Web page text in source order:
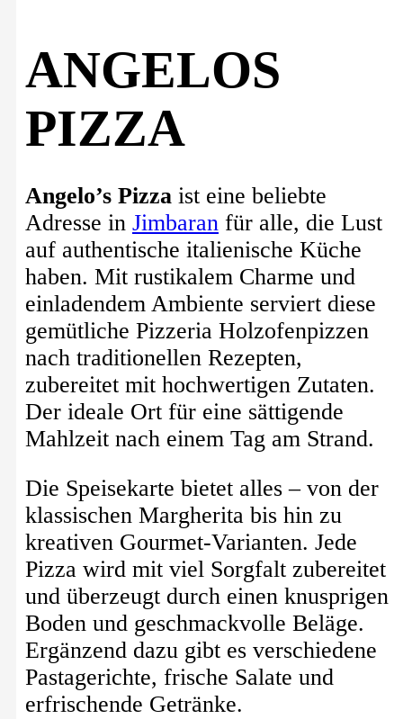
ANGELOS
PIZZA
Angelo’s Pizza ist eine beliebte
Adresse in Jimbaran für alle, die Lust
auf authentische italienische Küche
haben. Mit rustikalem Charme und
einladendem Ambiente serviert diese
gemütliche Pizzeria Holzofenpizzen
nach traditionellen Rezepten,
zubereitet mit hochwertigen Zutaten.
Der ideale Ort für eine sättigende
Mahlzeit nach einem Tag am Strand.
Die Speisekarte bietet alles – von der
klassischen Margherita bis hin zu
kreativen Gourmet-Varianten. Jede
Pizza wird mit viel Sorgfalt zubereitet
und überzeugt durch einen knusprigen
Boden und geschmackvolle Beläge.
Ergänzend dazu gibt es verschiedene
Pastagerichte, frische Salate und
erfrischende Getränke.